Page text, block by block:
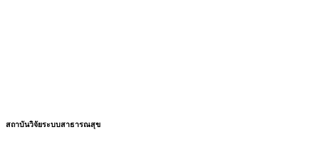
สถาบันวิจัยระบบสาธารณสุข